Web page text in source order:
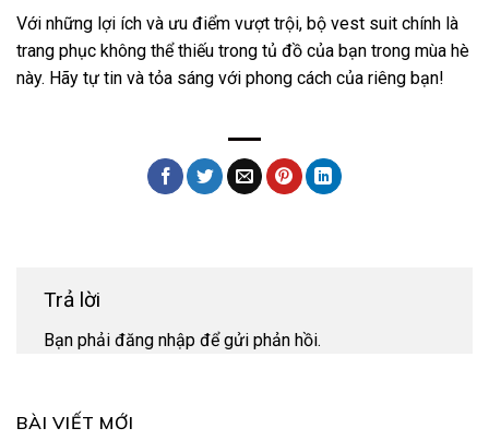
BÀI VIẾT MỚI
Với những lợi ích và ưu điểm vượt trội, bộ vest suit chính là
trang phục không thể thiếu trong tủ đồ của bạn trong mùa hè
này. Hãy tự tin và tỏa sáng với phong cách của riêng bạn!
Trả lời
Bạn phải đăng nhập để gửi phản hồi.